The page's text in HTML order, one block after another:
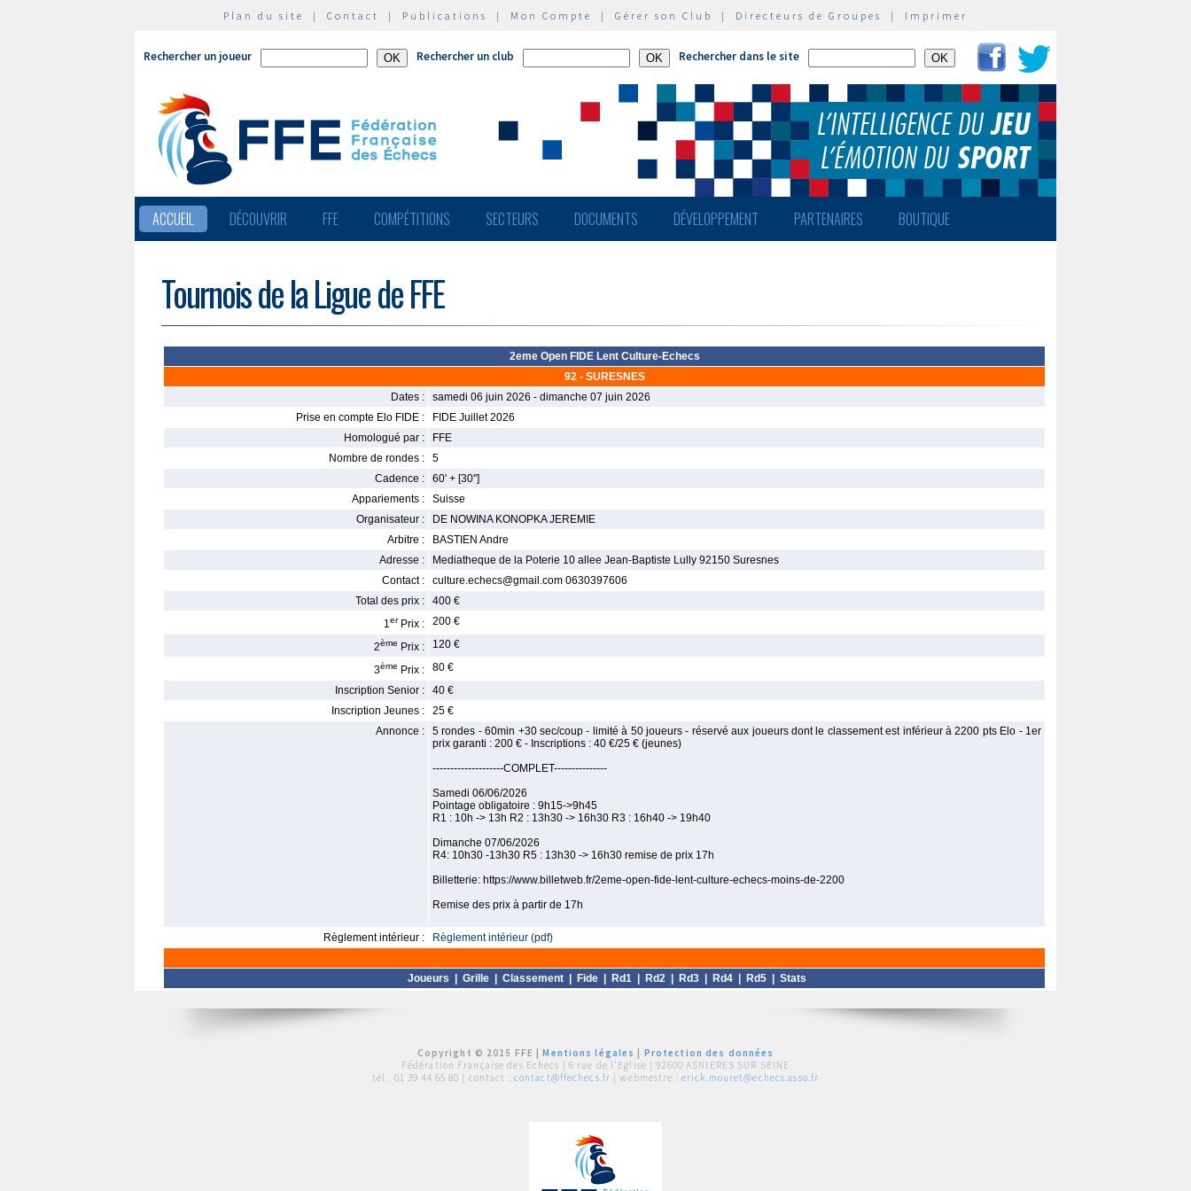
Plan du site | Contact | Publications | Mon Compte | Gérer son Club | Directeurs de Groupes | Imprimer
Rechercher un joueur Rechercher un club Rechercher dans le site
ACCUEIL DÉCOUVRIR FFE COMPÉTITIONS SECTEURS DOCUMENTS DÉVELOPPEMENT PARTENAIRES BOUTIQUE
Tournois de la Ligue de FFE
2eme Open FIDE Lent Culture-Echecs
92 - SURESNES
Dates :
samedi 06 juin 2026 - dimanche 07 juin 2026
Prise en compte Elo FIDE :
FIDE Juillet 2026
Homologué par :
FFE
Nombre de rondes :
5
Cadence :
60' + [30'']
Appariements :
Suisse
Organisateur :
DE NOWINA KONOPKA JEREMIE
Arbitre :
BASTIEN Andre
Adresse :
Mediatheque de la Poterie 10 allee Jean-Baptiste Lully 92150 Suresnes
Contact :
culture.echecs@gmail.com 0630397606
Total des prix :
400 €
1er Prix : 200 €
2ème Prix : 120 €
3ème Prix :
80 €
Inscription Senior :
40 €
Inscription Jeunes :
25 €
Annonce :
5 rondes - 60min +30 sec/coup - limité à 50 joueurs - réservé aux joueurs dont le classement est inférieur à 2200 pts Elo - 1er
prix garanti : 200 € - Inscriptions : 40 €/25 € (jeunes)
--------------------COMPLET---------------
Samedi 06/06/2026
Pointage obligatoire : 9h15->9h45
R1 : 10h -> 13h R2 : 13h30 -> 16h30 R3 : 16h40 -> 19h40
Dimanche 07/06/2026
R4: 10h30 -13h30 R5 : 13h30 -> 16h30 remise de prix 17h
Billetterie: https://www.billetweb.fr/2eme-open-fide-lent-culture-echecs-moins-de-2200
Remise des prix à partir de 17h
Règlement intérieur : Règlement intérieur (pdf)
Joueurs Grille Classement Fide Rd1 Rd2 Rd3 Rd4 Rd5 Stats
Copyright © 2015 FFE |Mentions légales
Protection des données
Fédération Française des Echecs | 6 rue de l'Eglise | 92600 ASNIERES SUR SEINE
tél : 01 39 44 65 80 | contact : contact@ffechecs.fr | webmestre : erick.mouret@echecs.asso.fr